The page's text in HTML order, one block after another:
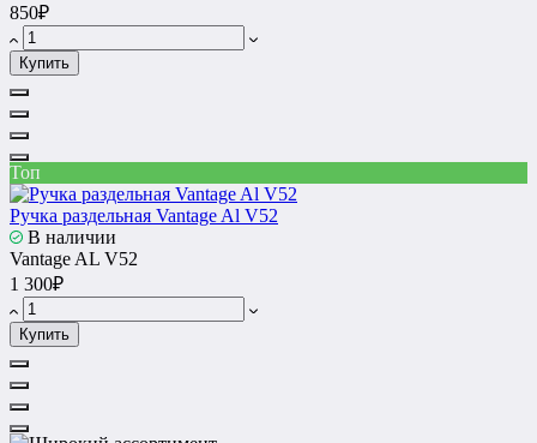
850₽
Купить
Топ
Ручка раздельная Vantage Al V52
В наличии
Vantage AL V52
1 300₽
Купить